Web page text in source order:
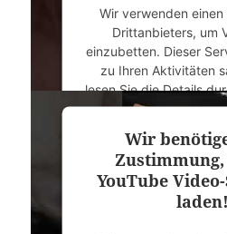
powered by
Management
Wir verwenden
Drittanbieters, um
einzubetten. Dieser
zu Ihren Aktivitäten
lesen Sie die Details
Sie der Nutzung des
Mehr
Wir
YouTube
laden!